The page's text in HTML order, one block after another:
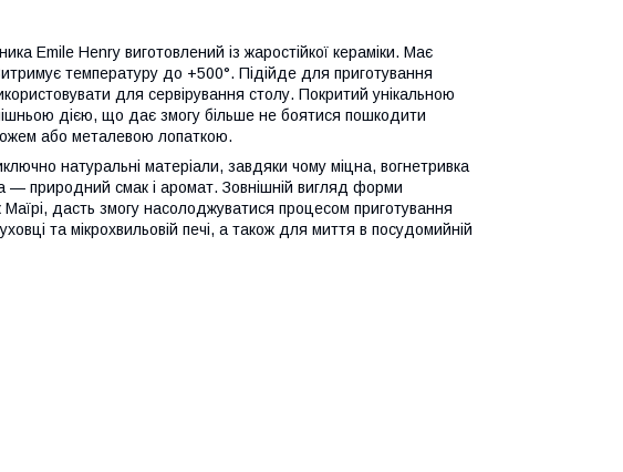
Emile Henry виготовлений із жаростійкої кераміки. Має
температуру до +500°. Підійде для приготування
для сервірування столу. Покритий унікальною
дією, що дає змогу більше не боятися пошкодити
або металевою лопаткою.
натуральні матеріали, завдяки чому міцна, вогнетривка
— природний смак і аромат. Зовнішній вигляд форми
дасть змогу насолоджуватися процесом приготування
та мікрохвильовій печі, а також для миття в посудомийній